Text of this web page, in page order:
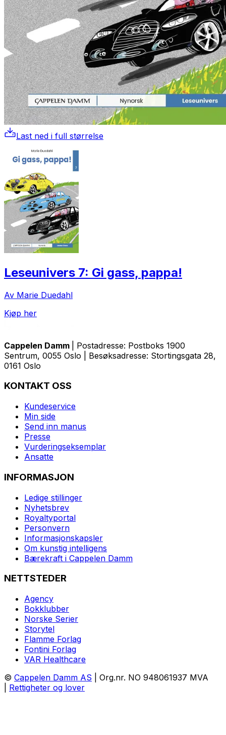
Last ned i full størrelse
Leseunivers 7: Gi gass, pappa!
Av Marie Duedahl
Kjøp her
Cappelen Damm
| Postadresse: Postboks 1900
Sentrum, 0055 Oslo | Besøksadresse: Stortingsgata 28,
0161 Oslo
KONTAKT OSS
Kundeservice
Min side
Send inn manus
Presse
Vurderingseksemplar
Ansatte
INFORMASJON
Ledige stillinger
Nyhetsbrev
Royaltyportal
Personvern
Informasjonskapsler
Om kunstig intelligens
Bærekraft i Cappelen Damm
NETTSTEDER
Agency
Bokklubber
Norske Serier
Storytel
Flamme Forlag
Fontini Forlag
VAR Healthcare
© Cappelen Damm AS | Org.nr. NO 948061937 MVA
Rettigheter og lover